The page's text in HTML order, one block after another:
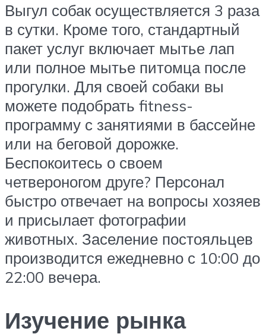
Выгул собак осуществляется 3 раза
в сутки. Кроме того, стандартный
пакет услуг включает мытье лап
или полное мытье питомца после
прогулки. Для своей собаки вы
можете подобрать fitness-
программу с занятиями в бассейне
или на беговой дорожке.
Беспокоитесь о своем
четвероногом друге? Персонал
быстро отвечает на вопросы хозяев
и присылает фотографии
животных. Заселение постояльцев
производится ежедневно с 10:00 до
22:00 вечера.
Изучение рынка